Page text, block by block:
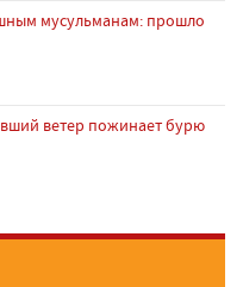
мусульманам: прошло
ветер пожинает бурю